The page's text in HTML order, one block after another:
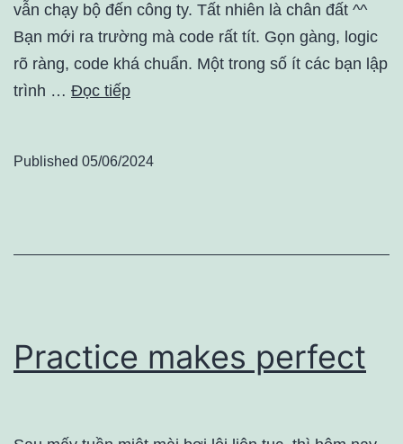
vẫn chạy bộ đến công ty. Tất nhiên là chân đất ^^
Bạn mới ra trường mà code rất tít. Gọn gàng, logic
rõ ràng, code khá chuẩn. Một trong số ít các bạn lập
trình … Đọc tiếp
Published 05/06/2024
Practice makes perfect